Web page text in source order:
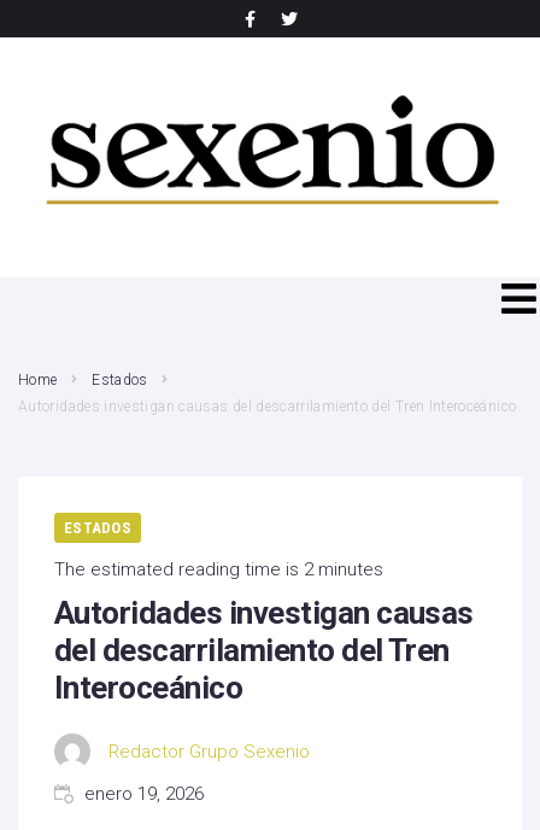
Home
Estados
Autoridades investigan causas del descarrilamiento del Tren Interoceánico
ESTADOS
The estimated reading time is 2 minutes
Autoridades investigan causas
del descarrilamiento del Tren
Interoceánico
Redactor Grupo Sexenio
enero 19, 2026
SEARCH THIS WEBSITE